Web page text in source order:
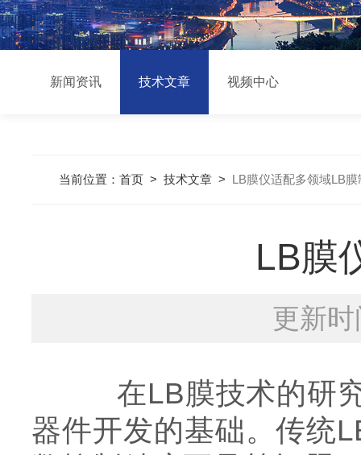
新闻资讯 技术文章 视频中心
当前位置： 首页 > 技术文章 > LB膜仪适配多领域LB
LB膜
更新
在LB膜技术的研究
器件开发的基础。传统